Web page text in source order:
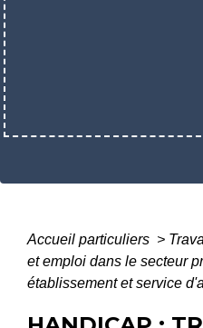
Accueil particuliers >
et emploi dans le secteur
établissement et service